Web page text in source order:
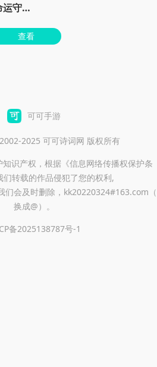
命运守护战歌手游
查看
可可手游
2025 可可诗词网 版权所有
识产权，根据《信息网络传播权保护条
们转载的作品侵犯了您的权利,
们会及时删除，kk20220324#163.com
换成@）。
备2025138787号-1